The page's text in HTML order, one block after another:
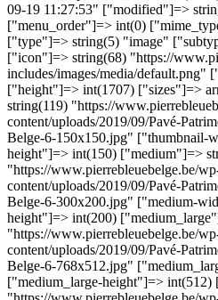
09-19 11:27:53" ["modified"]=>
["menu_order"]=> int(0)
["type"]=> string(5) "image"
["icon"]=> string(68) "https://
includes/images/media/
["height"]=> int(1707) ["sizes"]=>
string(119) "https://
content/uploads/2019/09/Pavé-
Belge-6-150x150.jpg" ["thumbnail-
height"]=> int(150) ["medium"]=>
"https://www.pierrebleuebelge.be/
content/uploads/2019/09/Pavé-
Belge-6-300x200.jpg" ["medium-
height"]=> int(200)
"https://www.pierrebleuebelge.be/
content/uploads/2019/09/Pavé-
Belge-6-768x512.jpg"
["medium_large-height"]=>